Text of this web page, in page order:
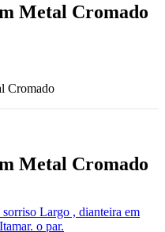
Metal Cromado
Cromado
Metal Cromado